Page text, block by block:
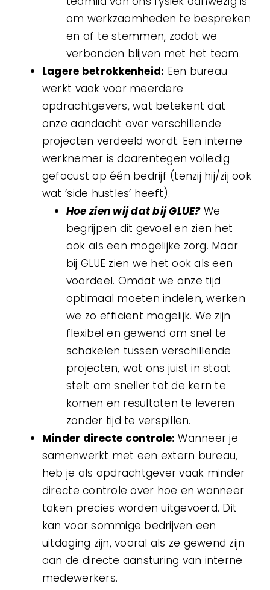
om werkzaamheden te bespreken
en af te stemmen, zodat we
verbonden blijven met het team.
Lagere betrokkenheid: Een bureau
werkt vaak voor meerdere
opdrachtgevers, wat betekent dat
onze aandacht over verschillende
projecten verdeeld wordt. Een interne
werknemer is daarentegen volledig
gefocust op één bedrijf (tenzij hij/zij ook
wat ‘side hustles’ heeft).
Hoe zien wij dat bij GLUE? We
begrijpen dit gevoel en zien het
ook als een mogelijke zorg. Maar
bij GLUE zien we het ook als een
voordeel. Omdat we onze tijd
optimaal moeten indelen, werken
we zo efficiënt mogelijk. We zijn
flexibel en gewend om snel te
schakelen tussen verschillende
projecten, wat ons juist in staat
stelt om sneller tot de kern te
komen en resultaten te leveren
zonder tijd te verspillen.
Minder directe controle: Wanneer je
samenwerkt met een extern bureau,
heb je als opdrachtgever vaak minder
directe controle over hoe en wanneer
taken precies worden uitgevoerd. Dit
kan voor sommige bedrijven een
uitdaging zijn, vooral als ze gewend zijn
aan de directe aansturing van interne
medewerkers.